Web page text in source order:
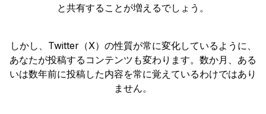
と共有することが増えるでしょう。
しかし、Twitter（X）の性質が常に変化しているように、
あなたが投稿するコンテンツも変わります。数か月、ある
いは数年前に投稿した内容を常に覚えているわけではあり
ません。